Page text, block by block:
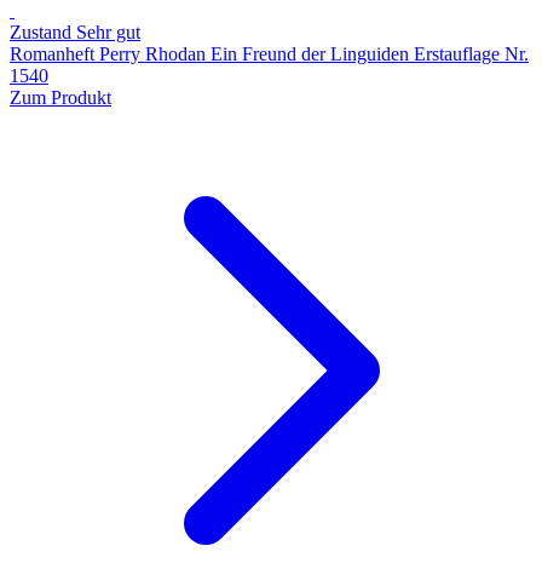
Zustand Sehr gut
Romanheft Perry Rhodan Ein Freund der Linguiden Erstauflage Nr.
1540
Zum Produkt